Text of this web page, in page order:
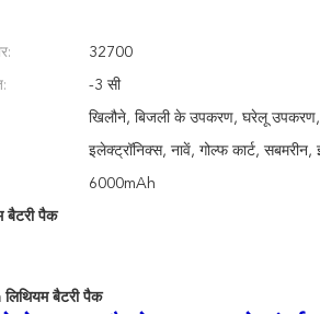
32700
-3 सी
खिलौने, बिजली के उपकरण, घरेलू उपकरण,
इलेक्ट्रॉनिक्स, नावें, गोल्फ कार्ट, सबमरीन,
6000mAh
बैटरी पैक
बैटरी पैक